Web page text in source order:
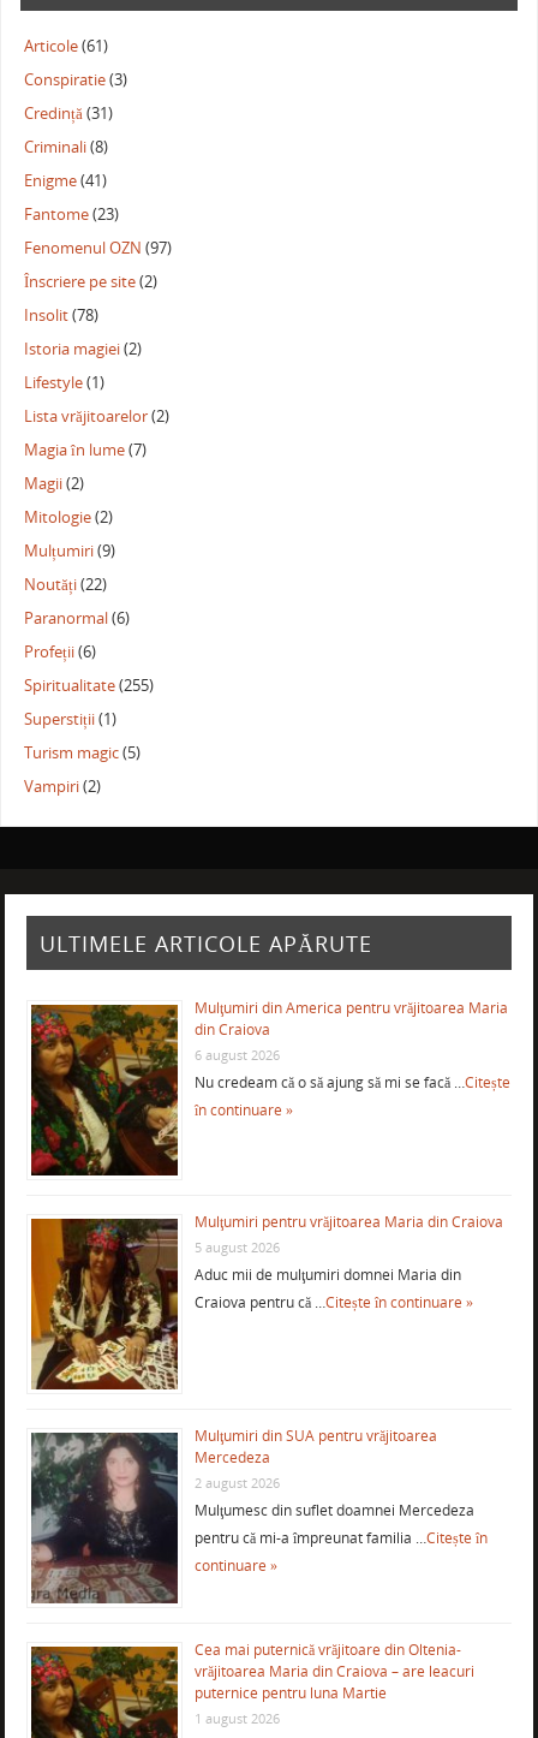
Articole(61)
Conspiratie(3)
Credință(31)
Criminali(8)
Enigme(41)
Fantome(23)
Fenomenul OZN (97)
Înscriere pe site(2)
Insolit(78)
Istoria magiei(2)
Lifestyle(1)
Lista vrăjitoarelor(2)
Magia în lume(7)
Magii(2)
Mitologie(2)
Mulțumiri(9)
Noutăți(22)
Paranormal(6)
Profeții(6)
Spiritualitate(255)
Superstiții(1)
Turism magic(5)
Vampiri(2)
ULTIMELE ARTICOLE APĂRUTE
Mulţumiri din America pentru vrăjitoarea Maria
din Craiova
6 august 2026
Nu credeam că o să ajung să mi se facă …Citește
în continuare »
Mulţumiri pentru vrăjitoarea Maria din Craiova
5 august 2026
Aduc mii de mulţumiri domnei Maria din
Craiova pentru că …Citește în continuare »
Mulţumiri din SUA pentru vrăjitoarea
Mercedeza
2 august 2026
Mulţumesc din suflet doamnei Mercedeza
pentru că mi-a împreunat familia …Citește în
continuare »
Cea mai puternică vrăjitoare din Oltenia-
vrăjitoarea Maria din Craiova – are leacuri
puternice pentru luna Martie
1 august 2026